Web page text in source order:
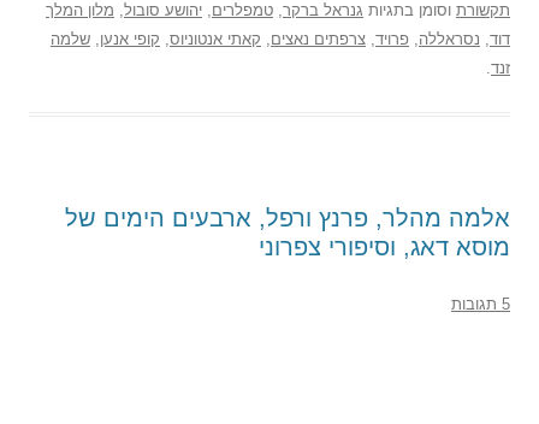
תקשורת וסומן בתגיות גנראל ברקר טמפלרים יהושע סובול מלון המלך
דוד נסראללה פרויד צרפתים נאצים קאתי אנטוניוס קופי אנען שלמה
זנד
אלמה מהלר, פרנץ ורפל, ארבעים הימים של
מוסא דאג, וסיפורי צפרוני
5 תגובות